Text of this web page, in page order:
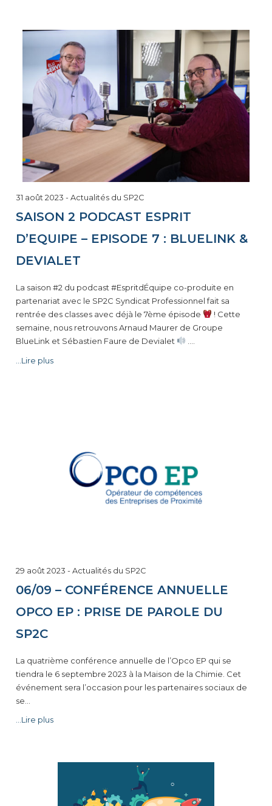
31 août 2023 - Actualités du SP2C
SAISON 2 PODCAST ESPRIT
D’EQUIPE – EPISODE 7 : BLUELINK &
DEVIALET
La saison #2 du podcast #EspritdÉquipe co-produite en
partenariat avec le SP2C Syndicat Professionnel fait sa
rentrée des classes avec déjà le 7ème épisode
! Cette
semaine, nous retrouvons Arnaud Maurer de Groupe
BlueLink et Sébastien Faure de Devialet
...Lire plus
29 août 2023 - Actualités du SP2C
06/09 – CONFÉRENCE ANNUELLE
OPCO EP : PRISE DE PAROLE DU
SP2C
La quatrième conférence annuelle de l’Opco EP qui se
tiendra le 6 septembre 2023 à la Maison de la Chimie. Cet
événement sera l’occasion pour les partenaires sociaux de
se…
...Lire plus